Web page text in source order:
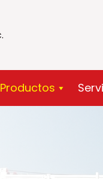
Productos